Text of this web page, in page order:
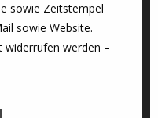
sowie Zeitstempel
sowie Website.
werden –